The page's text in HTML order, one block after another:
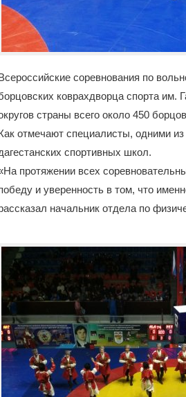
соревнования по
коврахдворца спорта им.
страны всего около 450
отмечают специалисты, одними
спортивных школ.
протяжении всех
и уверенность в том, что
начальник отдела по